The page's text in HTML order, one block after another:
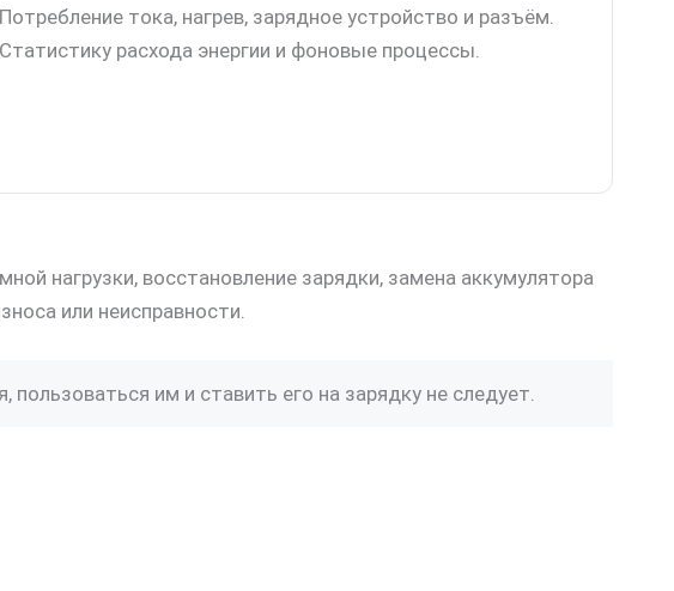
Потребление тока, нагрев, зарядное устройство и разъём.
Статистику расхода энергии и фоновые процессы.
нагрузки, восстановление зарядки, замена аккумулятора
или неисправности.
пользоваться им и ставить его на зарядку не следует.